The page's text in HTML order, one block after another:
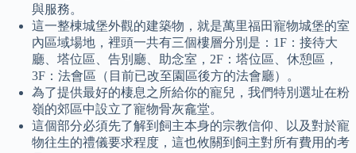
與服務。
這一整棟城堡外觀的建築物，就是萬里福田寵物城堡的室
內區域場地，裡頭一共有三個樓層分別是：1F：接待大
廳、塔位區、告別廳、助念室，2F：塔位區、休憩區，
3F：法會區（目前已改至園區後方的法會廳）。
為了提供最好的棲息之所給你的寵兒，我們特別選址在粉
嶺的郊區中設立了寵物骨灰龕堂。
這個部分必須先了解到飼主本身的宗教信仰、以及對於寵
物往生的禮儀要求程度，這也攸關到飼主對所有費用的考